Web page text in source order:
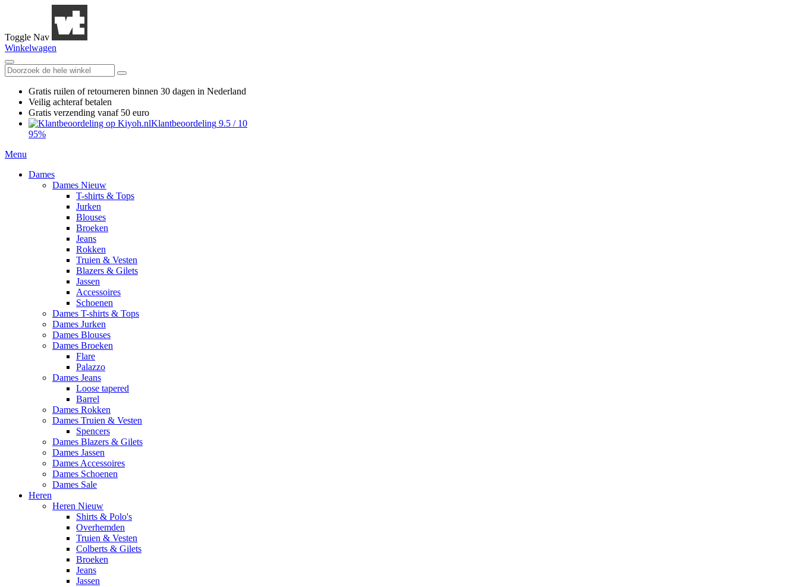
Toggle Nav
Winkelwagen
Gratis ruilen of retourneren binnen 30 dagen in Nederland
Veilig achteraf betalen
Gratis verzending vanaf 50 euro
Klantbeoordeling 9.5 / 10
95%
Menu
Dames
Dames Nieuw
T-shirts & Tops
Jurken
Blouses
Broeken
Jeans
Rokken
Truien & Vesten
Blazers & Gilets
Jassen
Accessoires
Schoenen
Dames T-shirts & Tops
Dames Jurken
Dames Blouses
Dames Broeken
Flare
Palazzo
Dames Jeans
Loose tapered
Barrel
Dames Rokken
Dames Truien & Vesten
Spencers
Dames Blazers & Gilets
Dames Jassen
Dames Accessoires
Dames Schoenen
Dames Sale
Heren
Heren Nieuw
Shirts & Polo's
Overhemden
Truien & Vesten
Colberts & Gilets
Broeken
Jeans
Jassen